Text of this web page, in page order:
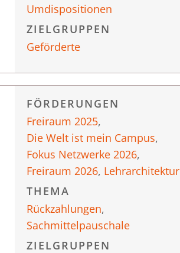
Umdispositionen
ZIELGRUPPEN
Geförderte
FÖRDERUNGEN
Freiraum 2025,
Die Welt ist mein Campus,
Fokus Netzwerke 2026,
Freiraum 2026, Lehrarchitektur
THEMA
Rückzahlungen,
Sachmittelpauschale
ZIELGRUPPEN